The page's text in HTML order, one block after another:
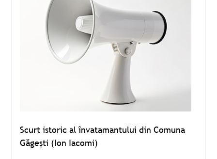
Scurt istoric al învatamantului din Comuna
Găgești (Ion Iacomi)